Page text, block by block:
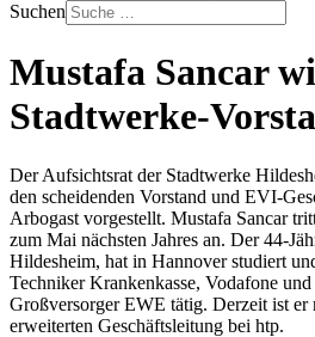
Suchen
Mustafa Sancar
Stadtwerke-
Der Aufsichtsrat der Stadtwerke
den scheidenden Vorstand und EVI-
Arbogast vorgestellt. Mustafa Sancar
zum Mai nächsten Jahres an. Der 44-
Hildesheim, hat in Hannover studiert
Techniker Krankenkasse, Vodafone
Großversorger EWE tätig. Derzeit ist
erweiterten Geschäftsleitung bei htp.